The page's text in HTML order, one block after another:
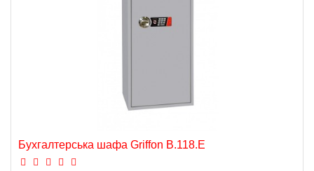
Бухгалтерська шафа Griffon B.118.E